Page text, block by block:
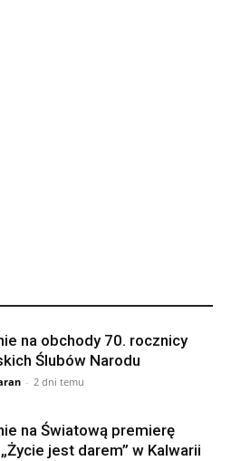
na obchody 70. rocznicy
Ślubów Narodu
- 2 dni temu
na Światową premierę
jest darem” w Kalwarii